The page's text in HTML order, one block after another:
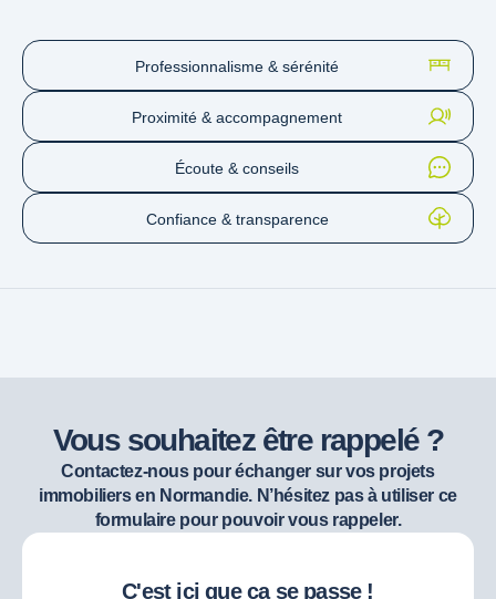
Professionnalisme & sérénité
Proximité & accompagnement
Écoute & conseils
Confiance & transparence
Vous souhaitez être rappelé ?
Contactez-nous pour échanger sur vos projets
immobiliers en Normandie. N’hésitez pas à utiliser ce
formulaire pour pouvoir vous rappeler.
C'est ici que ça se passe !